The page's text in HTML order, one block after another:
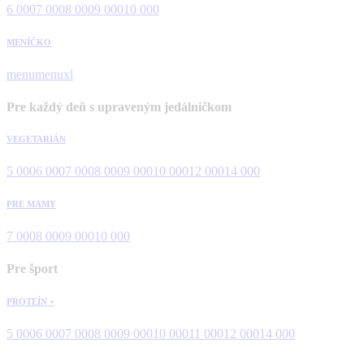
6 0007 0008 0009 00010 000
MENÍČKO
menumenuxl
Pre každý deň s upraveným jedálničkom
VEGETARIÁN
5 0006 0007 0008 0009 00010 00012 00014 000
PRE MAMY
7 0008 0009 00010 000
Pre šport
PROTEÍN +
5 0006 0007 0008 0009 00010 00011 00012 00014 000